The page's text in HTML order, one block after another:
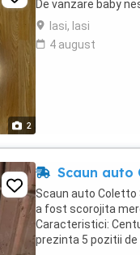
2
De vanzare baby
Iasi, Iasi
4 august
Scaun auto
Scaun auto Coletto
a fost scorojita
Caracteristici:
prezinta 5 pozitii